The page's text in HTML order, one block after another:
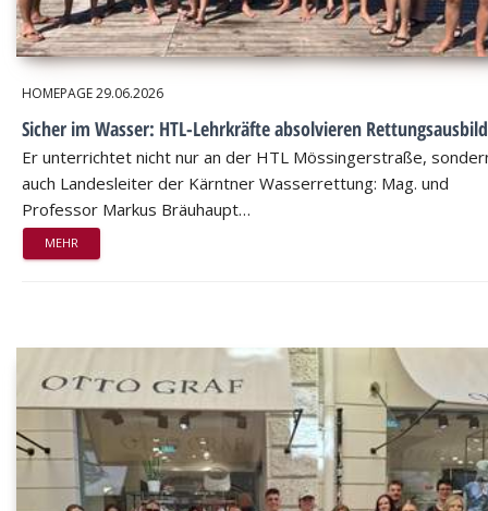
HOMEPAGE29.06.2026
Sicher im Wasser: HTL-Lehrkräfte absolvieren
Er unterrichtet nicht nur an der HTL Mössingerstraße,
auch Landesleiter der Kärntner Wasserrettung: Mag. und
Professor Markus Bräuhaupt…
MEHR